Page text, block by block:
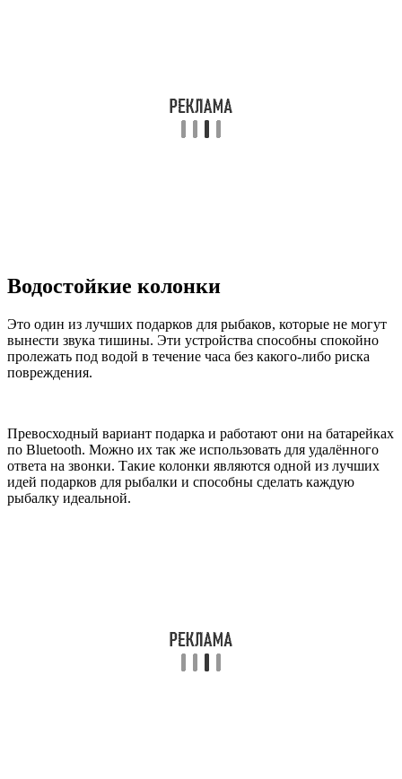
Водостойкие колонки
Это один из лучших подарков для рыбаков, которые не могут
вынести звука тишины. Эти устройства способны спокойно
пролежать под водой в течение часа без какого-либо риска
повреждения.
Превосходный вариант подарка и работают они на батарейках
по Bluetooth. Можно их так же использовать для удалённого
ответа на звонки. Такие колонки являются одной из лучших
идей подарков для рыбалки и способны сделать каждую
рыбалку идеальной.